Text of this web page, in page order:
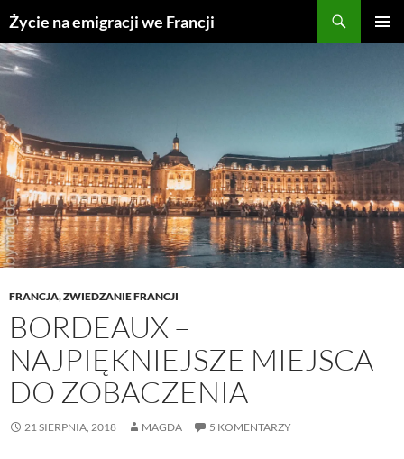
Przejdź
do
treści
Życie na emigracji we Francji
FRANCJA,ZWIEDZANIE FRANCJI
BORDEAUX –
NAJPIĘKNIEJSZE MIEJSCA
DO ZOBACZENIA
21 SIERPNIA, 2018 MAGDA 5 KOMENTARZY